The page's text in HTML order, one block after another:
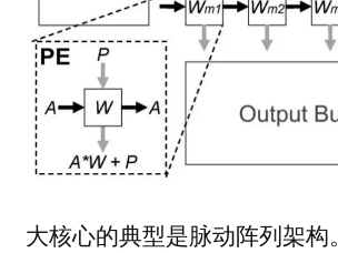
大核心的典型是脉动阵列架构。